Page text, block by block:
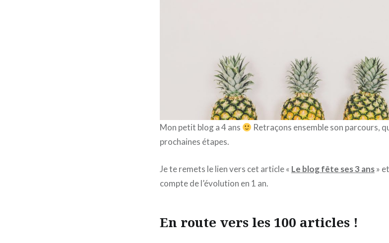
Mon petit blog a 4 ans
Retraçons ensemble son parcours,
prochaines étapes.
Je te remets le lien vers cet article « Le blog fête ses 3 ans»
compte de l’évolution en 1 an.
En route vers les 100 articles !